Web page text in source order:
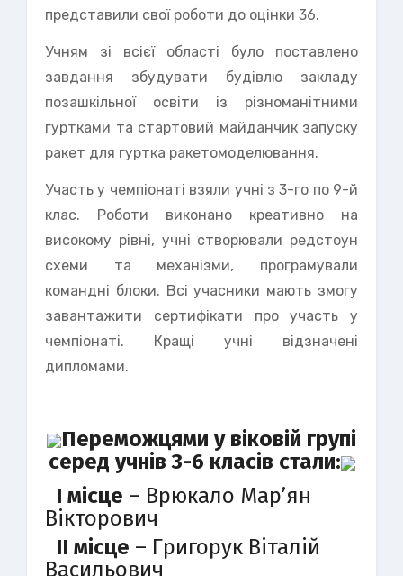
представили свої роботи до оцінки 36.
Учням зі всієї області було поставлено
завдання збудувати будівлю закладу
позашкільної освіти із різноманітними
гуртками та стартовий майданчик запуску
ракет для гуртка ракетомоделювання.
Участь у чемпіонаті взяли учні з 3-го по 9-й
клас. Роботи виконано креативно на
високому рівні, учні створювали редстоун
схеми та механізми, програмували
командні блоки. Всі учасники мають змогу
завантажити сертифікати про участь у
чемпіонаті. Кращі учні відзначені
дипломами.
Переможцями у віковій групі
серед учнів 3-6 класів стали:
I місце – Врюкало Мар’ян
Вікторович
II місце – Григорук Віталій
Васильович